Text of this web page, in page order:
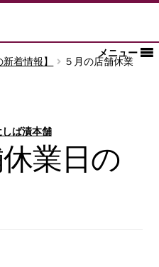
メニュー
新着情報】
５月の店舗休業
しば漬本舗
業日の